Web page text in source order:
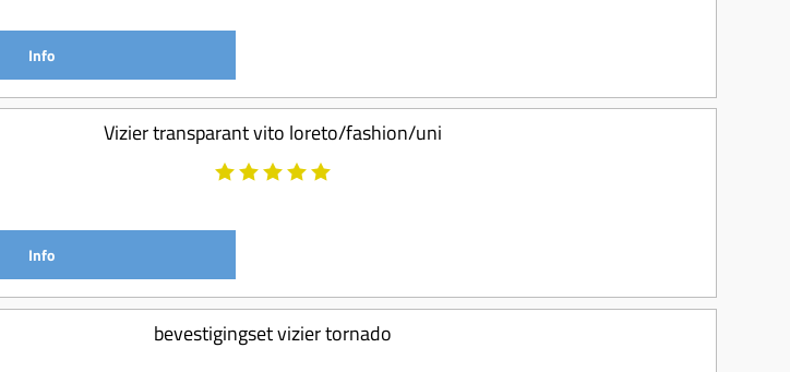
Info
Vizier transparant vito loreto/fashion/uni
Info
bevestigingset vizier tornado